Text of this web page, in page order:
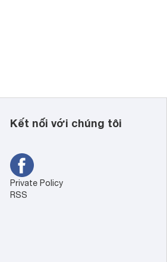
Kết nối với chúng tôi
Private Policy
RSS